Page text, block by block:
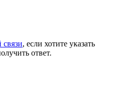
, если хотите указать
ответ.